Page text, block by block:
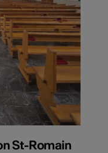
St-Romain